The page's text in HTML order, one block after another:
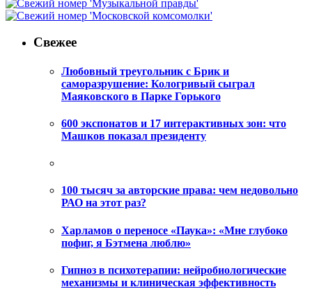
Свежее
Любовный треугольник с Брик и
саморазрушение: Кологривый сыграл
Маяковского в Парке Горького
600 экспонатов и 17 интерактивных зон: что
Машков показал президенту
100 тысяч за авторские права: чем недовольно
РАО на этот раз?
Харламов о переносе «Паука»: «Мне глубоко
пофиг, я Бэтмена люблю»
Гипноз в психотерапии: нейробиологические
механизмы и клиническая эффективность